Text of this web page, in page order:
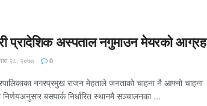
प्रादेशिक अस्पताल नगुमाउन मेयरको आग्रह
२८, २०७७ 0
नगरप्रमुख राजन मेहताले जनताको चाहना नै आफ्नो चाहना
बसपार्क निर्धारित स्थानमै सञ्चालनका ...